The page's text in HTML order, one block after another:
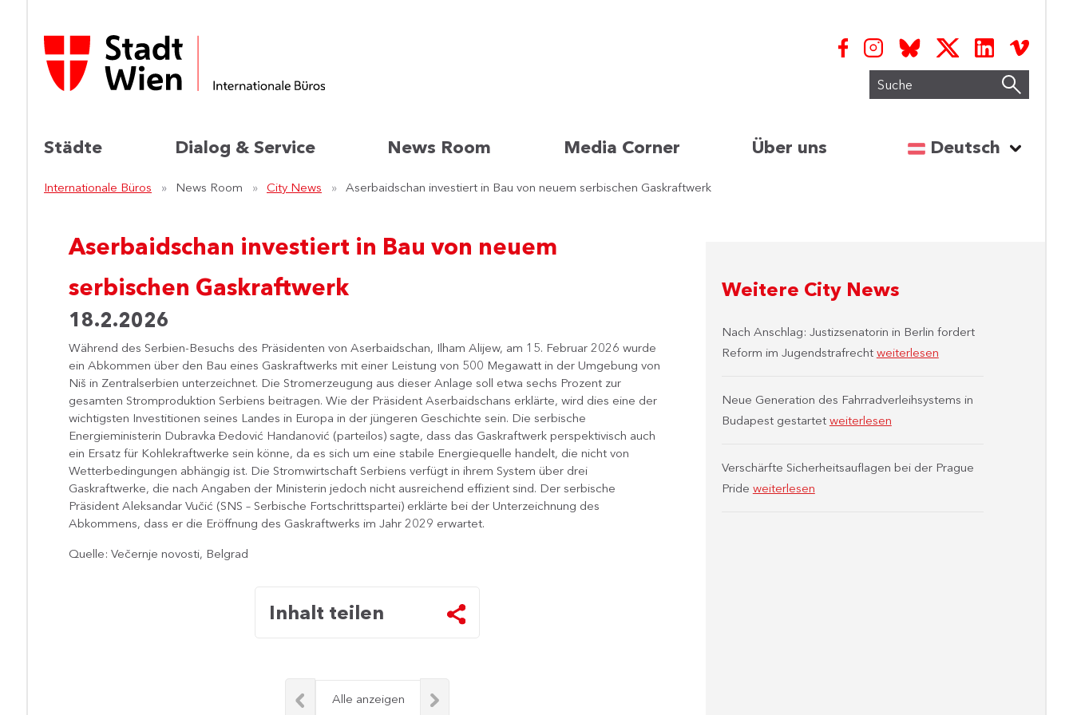
Suche
Städte Dialog & Service News Room Media Corner Über uns Sprache
Deutsch
Internationale Büros News Room City News Aserbaidschan investiert in Bau von neuem serbischen Gaskraftwerk
Aserbaidschan investiert in Bau von neuem
serbischen Gaskraftwerk
18.2.2026
Während des Serbien-Besuchs des Präsidenten von Aserbaidschan, Ilham Alijew, am 15. Februar 2026 wurde
ein Abkommen über den Bau eines Gaskraftwerks mit einer Leistung von 500 Megawatt in der Umgebung von
Niš in Zentralserbien unterzeichnet. Die Stromerzeugung aus dieser Anlage soll etwa sechs Prozent zur
gesamten Stromproduktion Serbiens beitragen. Wie der Präsident Aserbaidschans erklärte, wird dies eine der
wichtigsten Investitionen seines Landes in Europa in der jüngeren Geschichte sein. Die serbische
Energieministerin Dubravka Đedović Handanović (parteilos) sagte, dass das Gaskraftwerk perspektivisch auch
ein Ersatz für Kohlekraftwerke sein könne, da es sich um eine stabile Energiequelle handelt, die nicht von
Wetterbedingungen abhängig ist. Die Stromwirtschaft Serbiens verfügt in ihrem System über drei
Gaskraftwerke, die nach Angaben der Ministerin jedoch nicht ausreichend effizient sind. Der serbische
Präsident Aleksandar Vučić (SNS – Serbische Fortschrittspartei) erklärte bei der Unterzeichnung des
Abkommens, dass er die Eröffnung des Gaskraftwerks im Jahr 2029 erwartet.
Quelle: Večernje novosti, Belgrad
Inhalt teilen
Alle anzeigen
Weitere City News
Nach Anschlag: Justizsenatorin in Berlin fordert
Reform im Jugendstrafrecht weiterlesen
Neue Generation des Fahrradverleihsystems in
Budapest gestartet weiterlesen
Verschärfte Sicherheitsauflagen bei der Prague
Pride weiterlesen